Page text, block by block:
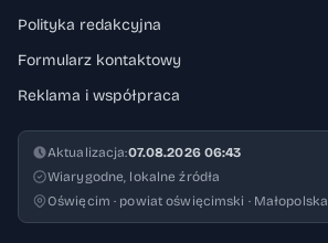
Polityka redakcyjna
Formularz kontaktowy
Reklama i współpraca
Aktualizacja:07.08.2026 06:43
Wiarygodne, lokalne źródła
Oświęcim · powiat oświęcimski · Małopolska